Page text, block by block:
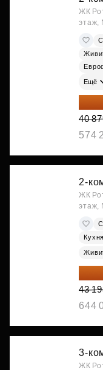
ЖК
этаж,
Ещё
34
40
574
2-
ЖК
этаж,
38
43
644
3-
ЖК